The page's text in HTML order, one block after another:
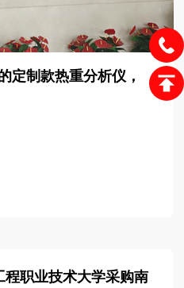
定制款热重分析仪，
程职业技术大学采购南